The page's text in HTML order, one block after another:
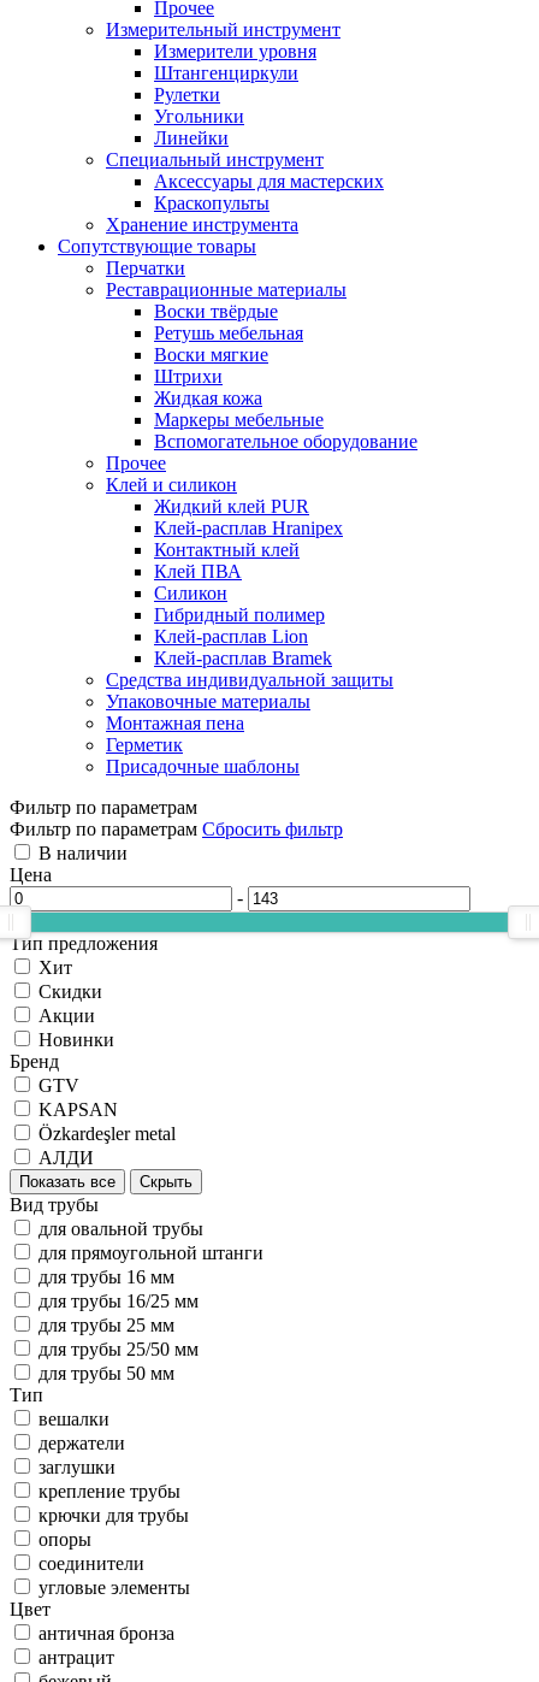
Прочее
Измерительный инструмент
Измерители уровня
Штангенциркули
Рулетки
Угольники
Линейки
Специальный инструмент
Аксессуары для мастерских
Краскопульты
Хранение инструмента
Сопутствующие товары
Перчатки
Реставрационные материалы
Воски твёрдые
Ретушь мебельная
Воски мягкие
Штрихи
Жидкая кожа
Маркеры мебельные
Вспомогательное оборудование
Прочее
Клей и силикон
Жидкий клей PUR
Клей-расплав Hranipex
Контактный клей
Клей ПВА
Силикон
Гибридный полимер
Клей-расплав Lion
Клей-расплав Bramek
Средства индивидуальной защиты
Упаковочные материалы
Монтажная пена
Герметик
Присадочные шаблоны
Фильтр по параметрам
Фильтр по параметрам Сбросить фильтр
В наличии
Цена
-
Тип предложения
Хит
Скидки
Акции
Новинки
Бренд
GTV
KAPSAN
Özkardeşler metal
АЛДИ
Показать все Скрыть
Вид трубы
для овальной трубы
для прямоугольной штанги
для трубы 16 мм
для трубы 16/25 мм
для трубы 25 мм
для трубы 25/50 мм
для трубы 50 мм
Тип
вешалки
держатели
заглушки
крепление трубы
крючки для трубы
опоры
соединители
угловые элементы
Цвет
античная бронза
антрацит